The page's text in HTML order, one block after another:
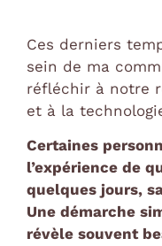
Ces derniers
sein de ma
réfléchir à notre
et à la
Certaines
l’expérience de
quelques jours,
Une démarche
révèle souvent